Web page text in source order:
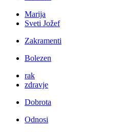
Marija
Sveti Jožef
Zakramenti
Bolezen
rak
zdravje
Dobrota
Odnosi